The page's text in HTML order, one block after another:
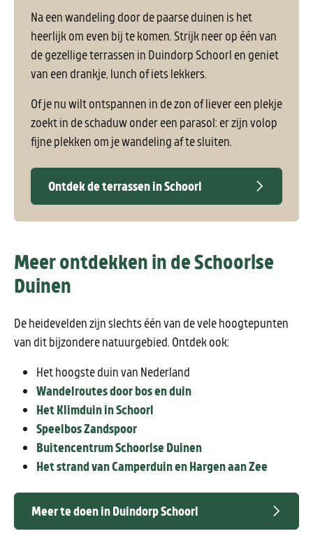
Na een wandeling door de paarse duinen is het
heerlijk om even bij te komen. Strijk neer op één van
de gezellige terrassen in Duindorp Schoorl en geniet
van een drankje, lunch of iets lekkers.
Of je nu wilt ontspannen in de zon of liever een plekje
zoekt in de schaduw onder een parasol: er zijn volop
fijne plekken om je wandeling af te sluiten.
Ontdek de terrassen in Schoorl
Meer ontdekken in de Schoorlse
Duinen
De heidevelden zijn slechts één van de vele hoogtepunten
van dit bijzondere natuurgebied. Ontdek ook:
Het hoogste duin van Nederland
Wandelroutes door bos en duin
Het Klimduin in Schoorl
Speelbos Zandspoor
Buitencentrum Schoorlse Duinen
Het strand van Camperduin en Hargen aan Zee
Meer te doen in Duindorp Schoorl